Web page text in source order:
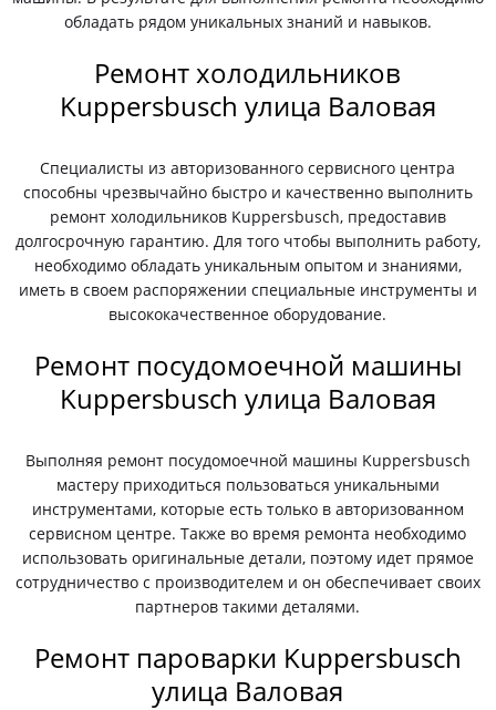
обладать рядом уникальных знаний и навыков.
Ремонт холодильников
Kuppersbusch улица Валовая
Специалисты из авторизованного сервисного центра
способны чрезвычайно быстро и качественно выполнить
ремонт холодильников Kuppersbusch, предоставив
долгосрочную гарантию. Для того чтобы выполнить работу,
необходимо обладать уникальным опытом и знаниями,
иметь в своем распоряжении специальные инструменты и
высококачественное оборудование.
Ремонт посудомоечной машины
Kuppersbusch улица Валовая
Выполняя ремонт посудомоечной машины Kuppersbusch
мастеру приходиться пользоваться уникальными
инструментами, которые есть только в авторизованном
сервисном центре. Также во время ремонта необходимо
использовать оригинальные детали, поэтому идет прямое
сотрудничество с производителем и он обеспечивает своих
партнеров такими деталями.
Ремонт пароварки Kuppersbusch
улица Валовая